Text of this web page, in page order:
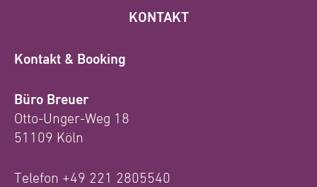
KONTAKT
Kontakt & Booking
Büro Breuer
Otto-Unger-Weg 18
51109 Köln
Telefon +49 221 2805540